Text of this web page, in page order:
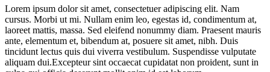
Lorem ipsum dolor sit amet, consectetuer adipiscing elit. Nam
cursus. Morbi ut mi. Nullam enim leo, egestas id, condimentum at,
laoreet mattis, massa. Sed eleifend nonummy diam. Praesent mauris
ante, elementum et, bibendum at, posuere sit amet, nibh. Duis
tincidunt lectus quis dui viverra vestibulum. Suspendisse vulputate
aliquam dui.Excepteur sint occaecat cupidatat non proident, sunt in